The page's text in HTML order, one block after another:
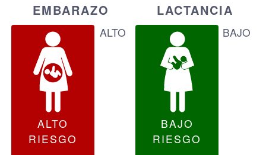
EMBARAZO
ALTO
RIESGO
ALTO
LACTANCIA
BAJO
RIESGO
BAJO